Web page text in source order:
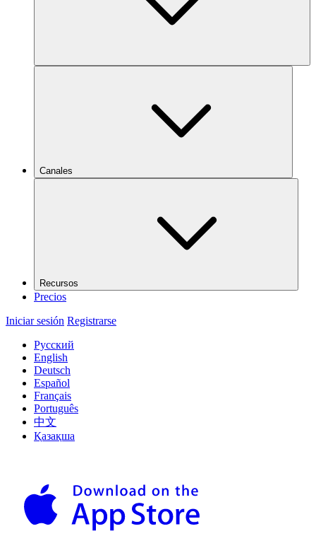
Canales
Recursos
Precios
Iniciar sesión Registrarse
Русский
English
Deutsch
Español
Français
Português
中文
Қазақша